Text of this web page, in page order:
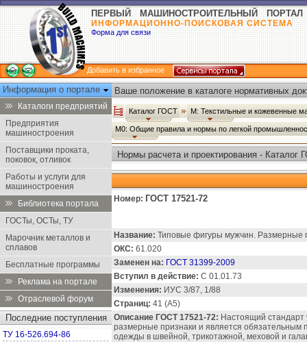
ПЕРВЫЙ МАШИНОСТРОИТЕЛЬНЫЙ ПОРТАЛ
ИНФОРМАЦИОННО-ПОИСКОВАЯ СИСТЕМА
Форма для связи
Добавить в избранное
Информация о портале
Каталоги предприятий
Предприятия
машиностроения
Поставщики проката,
поковок, отливок
Работы и услуги для
машиностроения
Библиотека портала
ГОСТы, ОСТы, ТУ
Марочник металлов и
сплавов
Бесплатные программы
Реклама на портале
Отраслевой форум
Последние поступления
ТУ 16-526.694-86
Ваше положение в каталоге нормативных
Каталог ГОСТ М: Текстильные и кожевенные
М0: Общие правила и нормы по легкой
Нормы расчета и проектирования - Каталог
Номер: ГОСТ 17521-72
Название: Типовые фигуры мужчин. Размерные
ОКС: 61.020
Заменен на: ГОСТ 31399-2009
Вступил в действие: С 01.01.73
Изменения: ИУС 3/87, 1/88
Страниц: 41 (А5)
Описание ГОСТ 17521-72: Настоящий стандарт
размерные признаки и является обязательным
одежды в швейной, трикотажной, меховой и